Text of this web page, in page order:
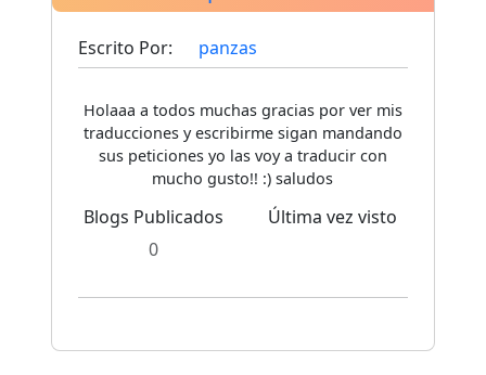
Escrito Por: panzas
Holaaa a todos muchas gracias por ver mis
traducciones y escribirme sigan mandando
sus peticiones yo las voy a traducir con
mucho gusto!! :) saludos
Blogs Publicados
0
Última vez visto